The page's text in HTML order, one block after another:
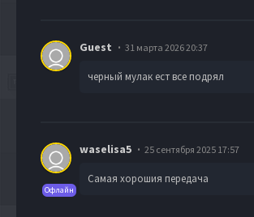
Guest 31 марта 2026 20:37
черный мулак ест все подрял
Офлайн
waselisa5 25 сентября 2025 17:57
Самая хорошия передача